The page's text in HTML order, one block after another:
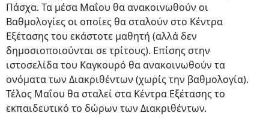
Πάσχα. Τα μέσα Μαΐου θα ανακοινωθούν οι
Βαθμολογίες οι οποίες θα σταλούν στο Κέντρα
Εξέτασης του εκάστοτε μαθητή (αλλά δεν
δημοσιοποιούνται σε τρίτους). Επίσης στην
ιστοσελίδα του Καγκουρό θα ανακοινωθούν τα
ονόματα των Διακριθέντων (χωρίς την βαθμολογία).
Τέλος Μαΐου θα σταλεί στα Κέντρα Εξέτασης το
εκπαιδευτικό το δώρων των Διακριθέντων.